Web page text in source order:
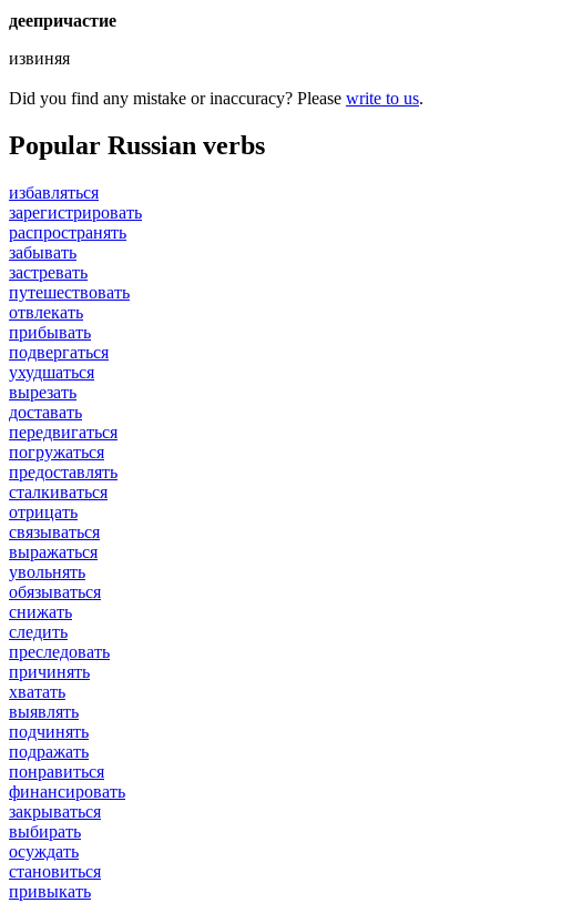
деепричастие
извиняя
Did you find any mistake or inaccuracy? Please write to us.
Popular Russian verbs
избавляться
зарегистрировать
распространять
забывать
застревать
путешествовать
отвлекать
прибывать
подвергаться
ухудшаться
вырезать
доставать
передвигаться
погружаться
предоставлять
сталкиваться
отрицать
связываться
выражаться
увольнять
обязываться
снижать
следить
преследовать
причинять
хватать
выявлять
подчинять
подражать
понравиться
финансировать
закрываться
выбирать
осуждать
становиться
привыкать